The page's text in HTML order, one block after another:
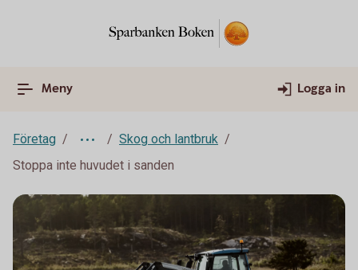
Meny Logga in
Företag
Skog och lantbruk
Stoppa inte huvudet i sanden